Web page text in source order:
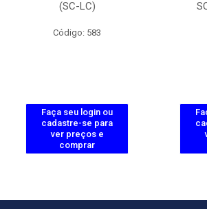
(SC-LC)
Código: 583
Faça seu login ou
cadastre-se para
ver preços e
comprar